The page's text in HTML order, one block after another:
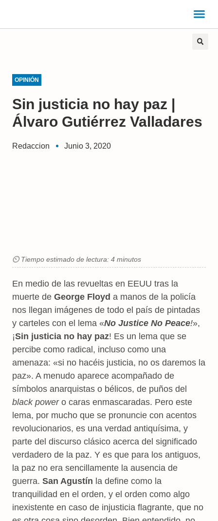
OPINIÓN
Sin justicia no hay paz |
Álvaro Gutiérrez Valladares
Redaccion Junio 3, 2020
⏲ Tiempo estimado de lectura: 4 minutos
En medio de las revueltas en EEUU tras la
muerte de George Floyd a manos de la policía
nos llegan imágenes de todo el país de pintadas
y carteles con el lema «No Justice No Peace!»,
¡Sin justicia no hay paz! Es un lema que se
percibe como radical, incluso como una
amenaza: «si no hacéis justicia, no os daremos la
paz». A menudo aparece acompañado de
símbolos anarquistas o bélicos, de puños del
black powero caras enmascaradas. Pero este
lema, por mucho que se pronuncie con acentos
revolucionarios, es una verdad antiquísima, y
parte del discurso clásico acerca del significado
verdadero de la paz. Y es que para los antiguos,
la paz no era sencillamente la ausencia de
guerra. San Agustín la define como la
tranquilidad en el orden, y el orden como algo
inexistente en caso de injusticia flagrante, que no